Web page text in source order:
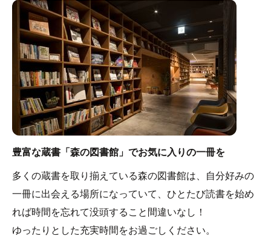
豊富な蔵書「森の図書館」でお気に入りの一冊を
多くの蔵書を取り揃えている森の図書館は、自分好みの
一冊に出会える場所になっていて、ひとたび読書を始め
れば時間を忘れて没頭すること間違いなし！
ゆったりとした充実時間をお過ごしください。